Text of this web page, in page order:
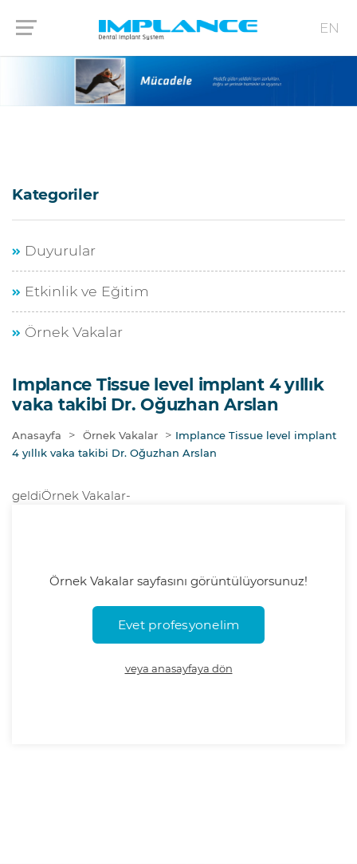
EN
Kategoriler
Duyurular
Etkinlik ve Eğitim
Örnek Vakalar
Implance Tissue level implant 4 yıllık
vaka takibi Dr. Oğuzhan Arslan
Anasayfa > Örnek Vakalar > Implance Tissue level implant
4 yıllık vaka takibi Dr. Oğuzhan Arslan
geldiÖrnek Vakalar-
Örnek Vakalar sayfasını görüntülüyorsunuz!
veya anasayfaya dön